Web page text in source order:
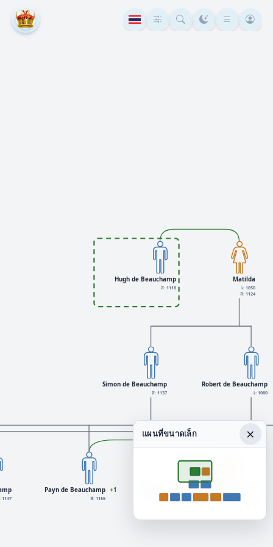
1147
Matilda
เ: 1050
ส: 1124
Payn de Beauchamp
ส: 1155
+1
Simon de Beauchamp
ส: 1137
Hugh de Beauchamp
ส: 1118
Robert de Beauchamp
เ: 1080
Rohese de Vere, Countess of Essex
แผนที่ขนาดเล็ก ×